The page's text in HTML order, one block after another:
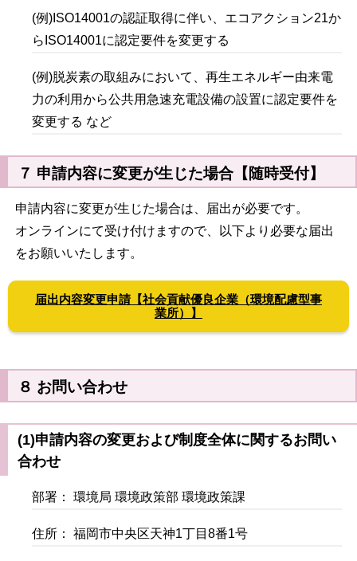
(例)ISO14001の認証取得に伴い、エコアクション21か
らISO14001に認定要件を変更する
(例)脱炭素の取組みにおいて、再生エネルギー由来電
力の利用から公共用急速充電設備の設置に認定要件を
変更する など
７ 申請内容に変更が生じた場合【随時受付】
申請内容に変更が生じた場合は、届出が必要です。
オンラインにて受け付けますので、以下より必要な届出
をお願いいたします。
届出内容変更申請【社会貢献優良企業（環境配慮型事
業所）】
８ お問い合わせ
(1)申請内容の変更および制度全体に関するお問い
合わせ
部署： 環境局 環境政策部 環境政策課
住所： 福岡市中央区天神1丁目8番1号